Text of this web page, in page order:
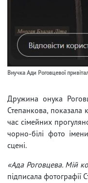
Внучка Ади Роговцевої
Дружина онука
Степанкова, показала
час сімейних
чорно-білі фото
сцені.
«Ада Роговцева. Мій
підписала фотографії